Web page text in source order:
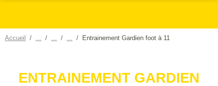
Accueil Entrainement Gardien foot à 11
ENTRAINEMENT GARDIEN